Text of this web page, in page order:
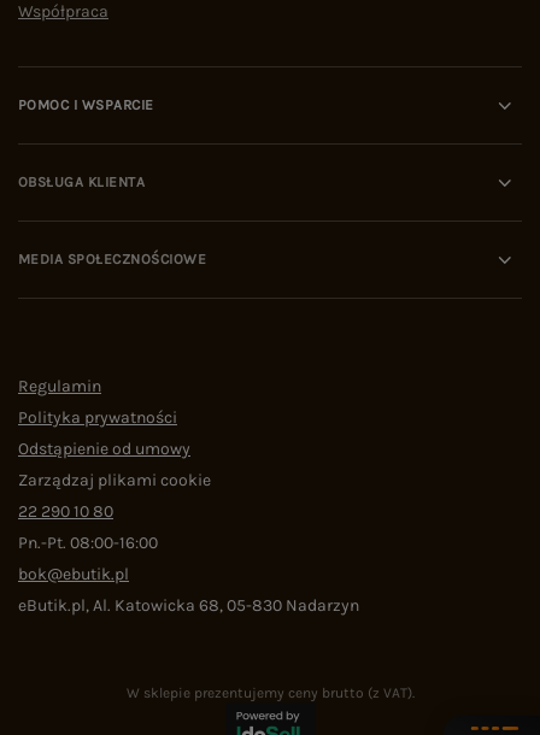
Współpraca
POMOC I WSPARCIE
OBSŁUGA KLIENTA
MEDIA SPOŁECZNOŚCIOWE
Regulamin
Polityka prywatności
Odstąpienie od umowy
Zarządzaj plikami cookie
22 290 10 80
Pn.-Pt. 08:00-16:00
bok@ebutik.pl
eButik.pl,Al. Katowicka 68,05-830 Nadarzyn
W sklepie prezentujemy ceny brutto (z VAT).